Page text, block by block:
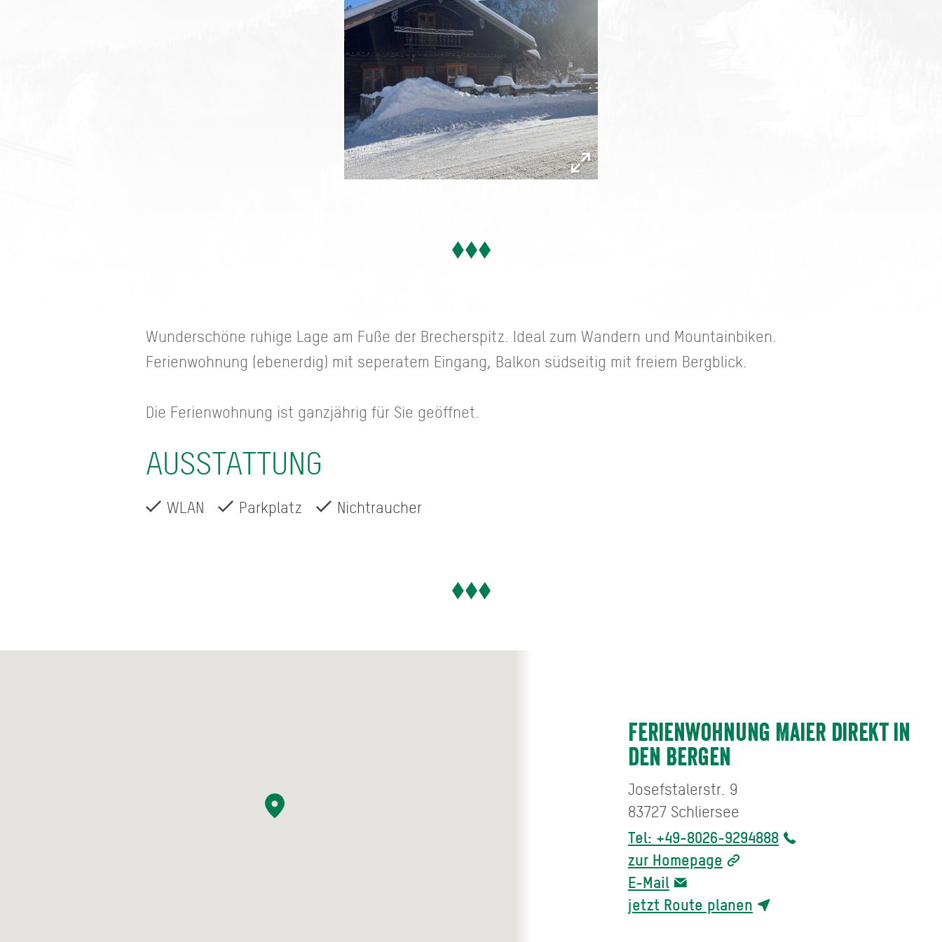
Wunderschöne ruhige Lage am Fuße der Brecherspitz. Ideal zum Wandern und Mountainbiken.
Ferienwohnung (ebenerdig) mit seperatem Eingang, Balkon südseitig mit freiem Bergblick.
Die Ferienwohnung ist ganzjährig für Sie geöffnet.
AUSSTATTUNG
WLAN Parkplatz Nichtraucher
Ferienwohnung Maier direkt in
den Bergen
Josefstalerstr. 9
83727 Schliersee
Tel: +49-8026-9294888
zur Homepage
E-Mail
jetzt Route planen